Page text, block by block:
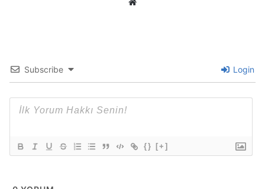
Subscribe Login
{} [+]